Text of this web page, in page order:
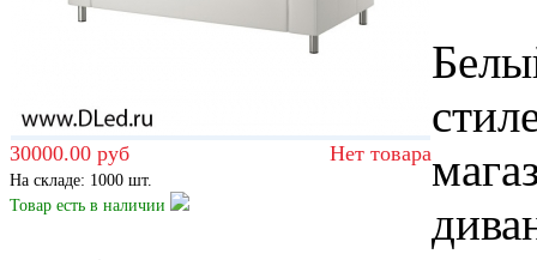
30000.00 руб Нет товара
На складе: 1000 шт.
Товар есть в наличии